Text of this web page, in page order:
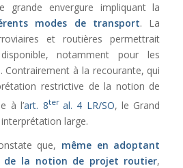
grande envergure impliquant la
modes de transport. La
et routières permettrait
disponible, notamment pour les
Contrairement à la recourante, qui
restrictive de la notion de
à l’art. 8ter al. 4 LR/SO, le Grand
large.
que, même en adoptant
de la notion de projet routier,